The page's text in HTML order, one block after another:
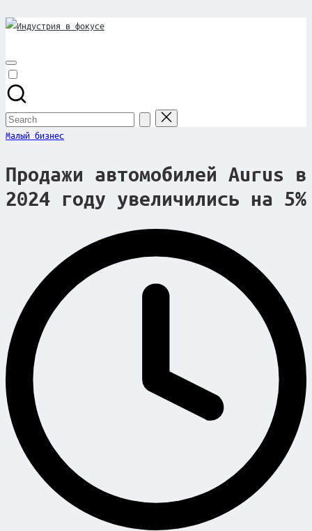
Skip
Индустрия
Search
for:
Posted
Малый бизнес
Продажи автомобилей Aurus в
2024 году увеличились на 5%